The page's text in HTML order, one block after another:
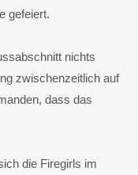
gefeiert.
nichts
zwischenzeitlich auf
dass das
die Firegirls im